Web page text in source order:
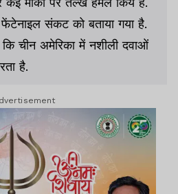
संकट को बताया गया है.
चीन अमेरिका में नशीली दवाओं
है.